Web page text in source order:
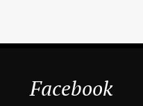
Facebook